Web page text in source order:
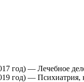
год) — Лечебное
год) — Психиатрия,